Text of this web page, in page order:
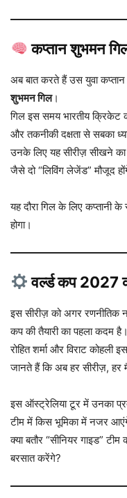
कप्तान शुभमन
अब बात करते हैं उस युवा
शुभमन गिल।
गिल इस समय भारतीय क्रिकेट
और तकनीकी दक्षता से सबका
उनके लिए यह सीरीज़ सीखने का
जैसे दो “लिविंग लेजेंड” मौजूद
यह दौरा गिल के लिए कप्तानी
होगा।
वर्ल्ड कप 2027
इस सीरीज़ को अगर रणनीतिक
कप की तैयारी का पहला कदम है।
रोहित शर्मा और विराट
जानते हैं कि अब हर सीरीज़,
इस ऑस्ट्रेलिया टूर में उनका
टीम में किस भूमिका में नजर
क्या बतौर “सीनियर गाइड”
बरसात करेंगे?